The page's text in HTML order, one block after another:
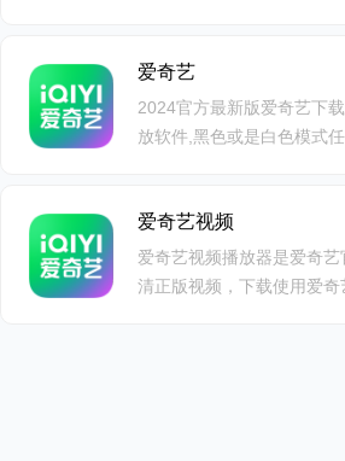
发创造，丰富人们的精神
验！
爱奇艺
2024官方最新版爱奇艺下
放软件,黑色或是白色模式
你看.爱奇艺具备独家研制
晰锐利.支持高清,超清
享好莱坞大片,有超过6000
爱奇艺视频
爱奇艺视频播放器是爱奇
清正版视频，下载使用爱